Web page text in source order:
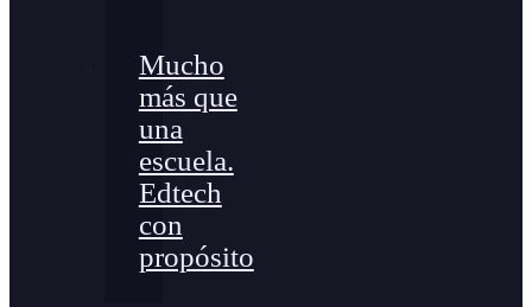
Mucho
más que
una
escuela.
Edtech
con
propósito